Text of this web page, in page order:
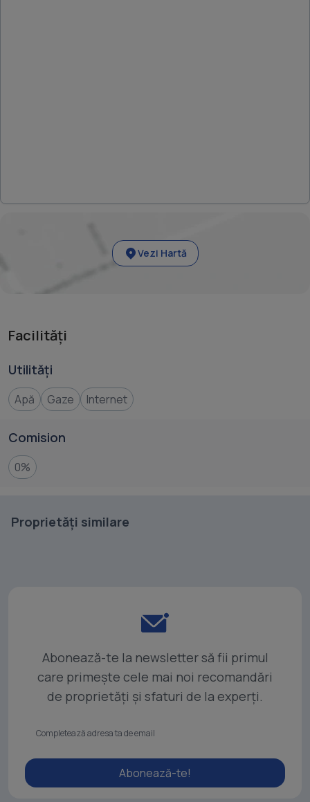
Vezi Hartă
Facilități
Utilități
Apă Gaze Internet
Comision
0%
Proprietăți similare
Abonează-te la newsletter să fii primul
care primește cele mai noi recomandări
de proprietăți și sfaturi de la experți.
Abonează-te!